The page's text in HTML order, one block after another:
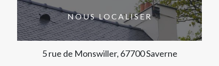
NOUS LOCALISER
5 rue de Monswiller, 67700 Saverne